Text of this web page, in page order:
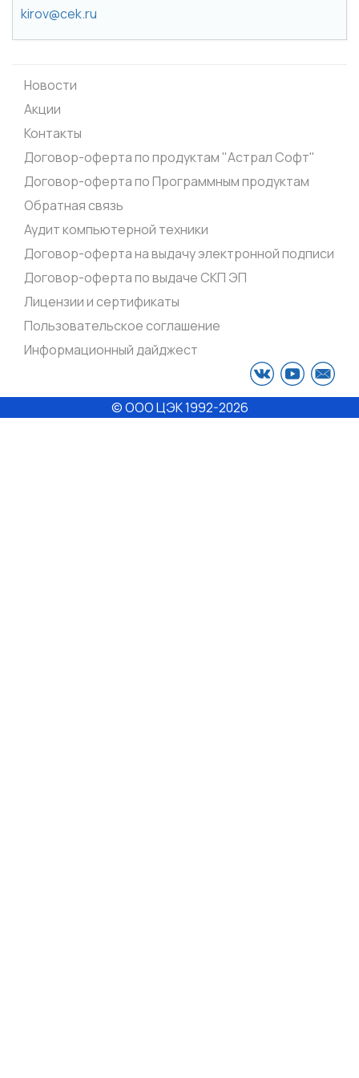
kirov@cek.ru
Новости
Акции
Контакты
Договор-оферта по продуктам "Астрал Софт"
Договор-оферта по Программным продуктам
Обратная связь
Аудит компьютерной техники
Договор-оферта на выдачу электронной подписи
Договор-оферта по выдаче СКП ЭП
Лицензии и сертификаты
Пользовательское соглашение
Информационный дайджест
© ООО ЦЭК1992-2026